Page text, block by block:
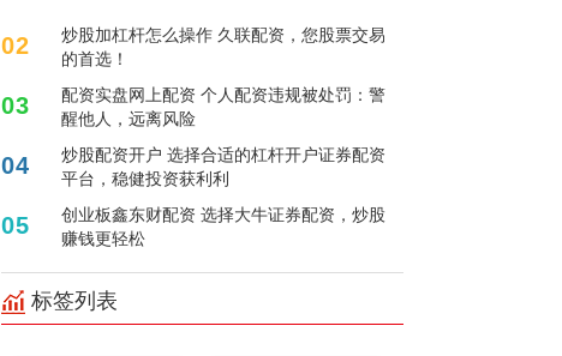
02
炒股加杠杆怎么操作 久联配资，您股票交易
的首选！
03
配资实盘网上配资 个人配资违规被处罚：警
醒他人，远离风险
04
炒股配资开户 选择合适的杠杆开户证券配资
平台，稳健投资获利利
05
创业板鑫东财配资 选择大牛证券配资，炒股
赚钱更轻松
标签列表